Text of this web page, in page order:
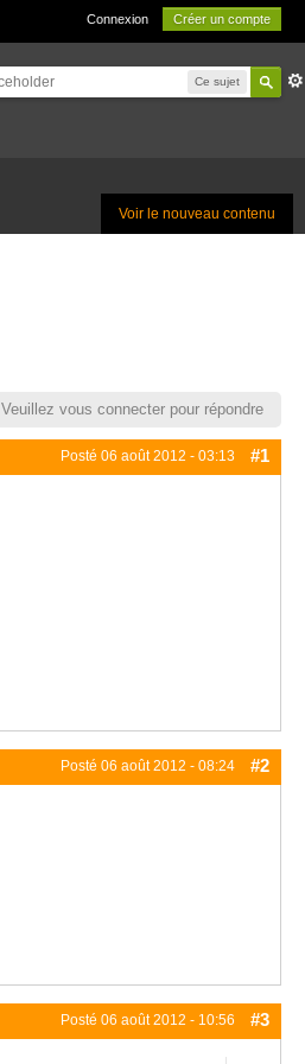
Connexion Créer un compte
Ce sujet
Voir le nouveau contenu
Veuillez vous connecter pour répondre
Posté 06 août 2012 - 03:13 #1
Posté 06 août 2012 - 08:24 #2
Posté 06 août 2012 - 10:56 #3